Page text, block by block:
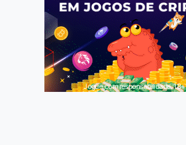
Jogue com responsabilidade. 18+